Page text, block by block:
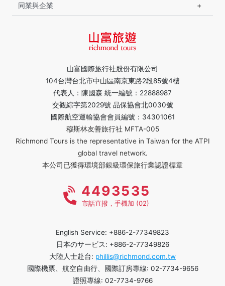
山富國際旅行社股份有限公司
104台灣台北市中山區南京東路2段85號4樓
代表人：陳國森 統一編號：22888987
交觀綜字第2029號 品保協會北0030號
國際航空運輸協會會員編號：34301061
穆斯林友善旅行社 MFTA-005
Richmond Tours is the representative in Taiwan for the ATPI
global travel network.
本公司已獲得環境部銀級環保旅行業認證標章
同業與企業
4493535
市話直撥，手機加 (02)
English Service: +886-2-77349823
日本のサービス: +886-2-77349826
大陸人士赴台: phillis@richmond.com.tw
國際機票、航空自由行、國際訂房專線: 02-7734-9656
證照專線: 02-7734-9766